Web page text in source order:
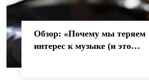
Обзор: «Почему мы теряем
интерес к музыке (и это